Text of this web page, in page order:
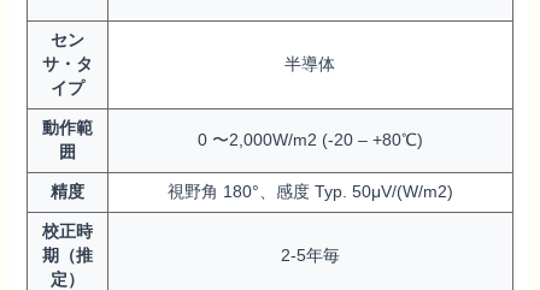
セン
サ・タ
イプ
半導体
動作範
囲
0 〜2,000W/m2 (-20 – +80℃)
精度 視野角 180°、感度 Typ. 50μV/(W/m2)
校正時
期（推
定）
2-5年毎